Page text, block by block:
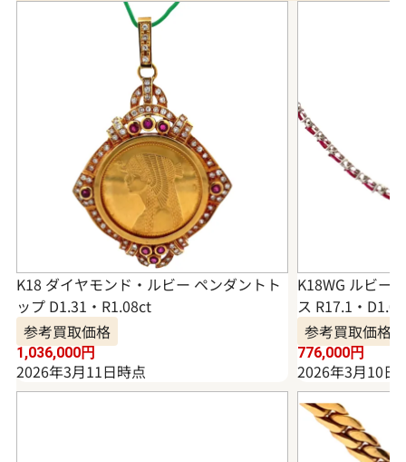
K18 ダイヤモンド・ルビー ペンダントト
ップ D1.31・R1.08ct
参考買取価格
1,036,000円
2026年3月11日時点
K18WG ルビー
ス R17.1・
参考買取価格
776,000円
2026年3月10日